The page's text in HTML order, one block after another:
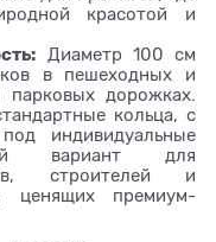
красотой и
Диаметр 100 см
в пешеходных и
парковых дорожках.
кольца, с
индивидуальные
вариант для
строителей и
ценящих премиум-